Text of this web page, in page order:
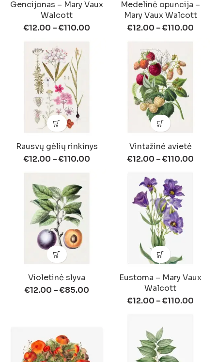
Gencijonas – Mary Vaux
Walcott
€12.00 –€110.00
Medelinė opuncija –
Mary Vaux Walcott
€12.00 –€110.00
Rausvų gėlių rinkinys
€12.00 –€110.00
Vintažinė avietė
€12.00 –€110.00
Violetinė slyva
€12.00 –€85.00
Eustoma – Mary Vaux
Walcott
€12.00 –€110.00